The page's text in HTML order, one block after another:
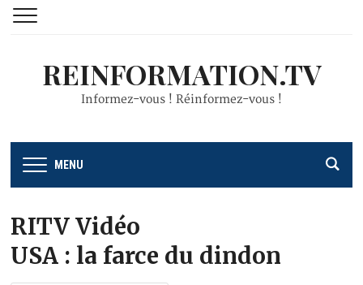
REINFORMATION.TV
Informez-vous ! Réinformez-vous !
MENU
RITV Vidéo
USA : la farce du dindon